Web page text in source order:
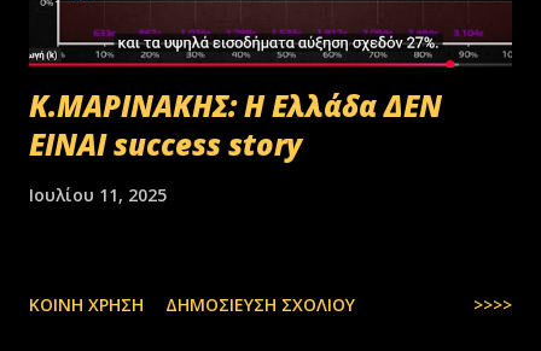
Κ.ΜΑΡΙΝΑΚΗΣ: Η Ελλάδα ΔΕΝ
ΕΙΝΑΙ success story
Ιουλίου 11, 2025
ΚΟΙΝΉ ΧΡΉΣΗ ΔΗΜΟΣΊΕΥΣΗ ΣΧΟΛΊΟΥ >>>>